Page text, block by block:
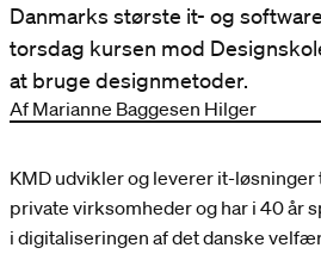
Danmarks største it- og
torsdag kursen mod
at bruge designmetoder.
Af Marianne Baggesen Hilger
KMD udvikler og leverer it-
private virksomheder og har i 40 år
i digitaliseringen af det danske